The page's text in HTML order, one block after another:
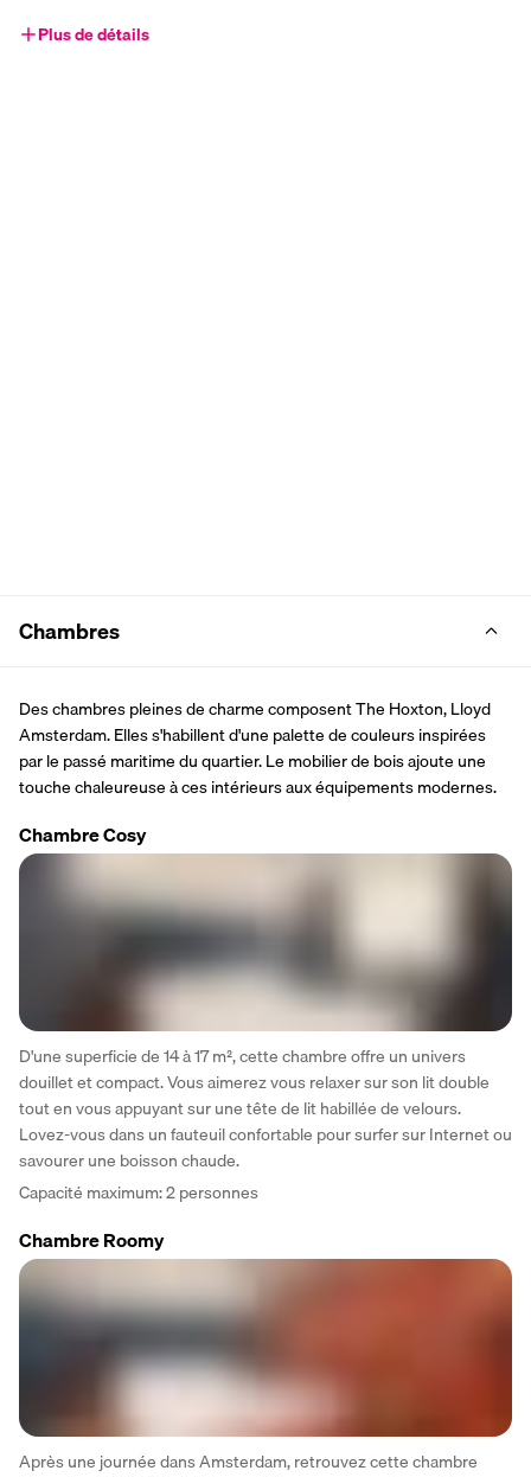
Plus de détails
Chambres
Des chambres pleines de charme composent The Hoxton, Lloyd
Amsterdam. Elles s'habillent d'une palette de couleurs inspirées
par le passé maritime du quartier. Le mobilier de bois ajoute une
touche chaleureuse à ces intérieurs aux équipements modernes.
Chambre Cosy
D'une superficie de 14 à 17 m², cette chambre offre un univers
douillet et compact. Vous aimerez vous relaxer sur son lit double
tout en vous appuyant sur une tête de lit habillée de velours.
Lovez-vous dans un fauteuil confortable pour surfer sur Internet ou
savourer une boisson chaude.
Capacité maximum: 2 personnes
Chambre Roomy
Après une journée dans Amsterdam, retrouvez cette chambre